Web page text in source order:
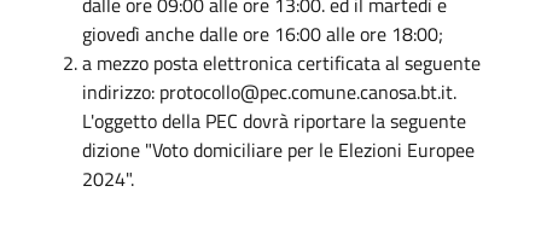
giovedì anche dalle ore 16:00 alle ore 18:00;
a mezzo posta elettronica certificata al seguente
indirizzo: protocollo@pec.comune.canosa.bt.it.
L'oggetto della PEC dovrà riportare la seguente
dizione "Voto domiciliare per le Elezioni Europee
2024".